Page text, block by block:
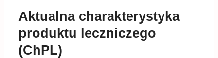
Aktualna charakterystyka
produktu leczniczego
(ChPL)